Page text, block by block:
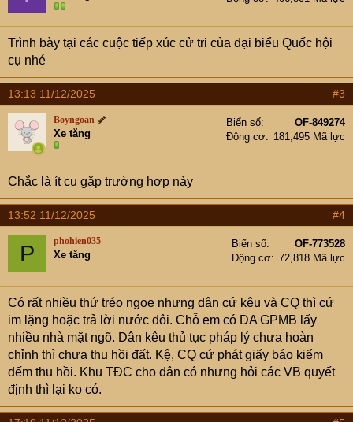
Trình bày tại các cuộc tiếp xúc cử tri của đại biểu Quốc hội
cụ nhé
13:13 11/12/2025 #3
Boyngoan
Xe tăng
Biển số
OF-849274
Động cơ
181,495 Mã lực
Chắc là ít cụ gặp trường hợp này
13:52 11/12/2025 #4
P phohien035
Xe tăng
Biển số
OF-773528
Động cơ
72,818 Mã lực
Có rất nhiều thứ tréo ngoe nhưng dân cứ kêu và CQ thì cứ
im lặng hoặc trả lời nước đôi. Chỗ em có DA GPMB lấy
nhiều nhà mặt ngõ. Dân kêu thủ tục pháp lý chưa hoàn
chỉnh thì chưa thu hồi đất. Kệ, CQ cứ phát giấy báo kiểm
đếm thu hồi. Khu TĐC cho dân có nhưng hỏi các VB quyết
định thì lại ko có.